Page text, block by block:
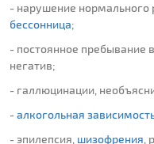
- нарушение
бессонница;
- постоянное пребывание
негатив;
- галлюцинации,
-алкогольная
- эпилепсия, шизофрения